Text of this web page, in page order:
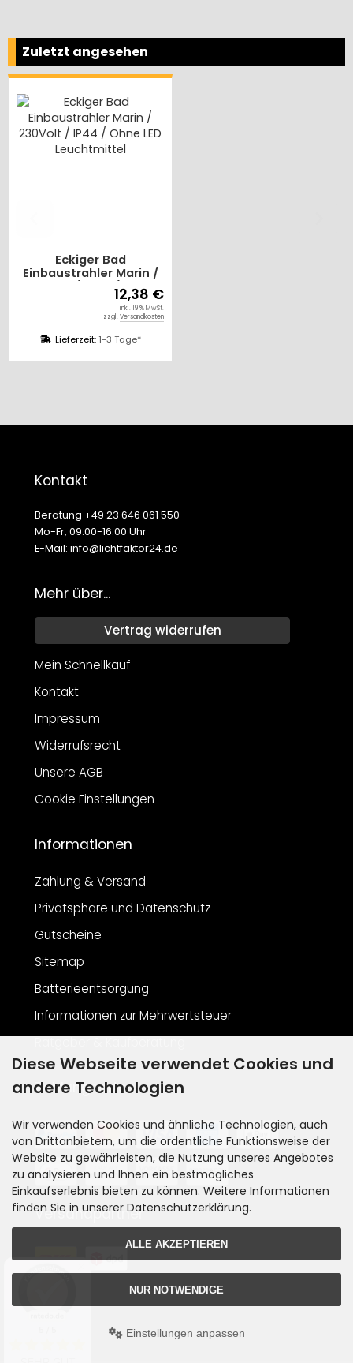
Zuletzt angesehen
Eckiger Bad
Einbaustrahler Marin /
230Volt / IP44 / Ohne
LED Leuchtmittel
Lieferzeit:1-3 Tage*
12,38 €
inkl. 19 % MwSt.
zzgl. Versandkosten
Kontakt
Beratung +49 23 646 061 550
Mo-Fr, 09:00-16:00 Uhr
E-Mail: info@lichtfaktor24.de
Mehr über...
Vertrag widerrufen
Mein Schnellkauf
Kontakt
Impressum
Widerrufsrecht
Unsere AGB
Cookie Einstellungen
Informationen
Zahlung & Versand
Privatsphäre und Datenschutz
Gutscheine
Sitemap
Batterieentsorgung
Informationen zur Mehrwertsteuer
Zahlungsarten
Versandpartner
Diese Webseite verwendet Cookies und
andere Technologien
Wir verwenden Cookies und ähnliche Technologien, auch
von Drittanbietern, um die ordentliche Funktionsweise der
Website zu gewährleisten, die Nutzung unseres Angebotes
zu analysieren und Ihnen ein bestmögliches
Einkaufserlebnis bieten zu können. Weitere Informationen
finden Sie in unserer Datenschutzerklärung.
ALLE AKZEPTIEREN
NUR NOTWENDIGE
Einstellungen anpassen